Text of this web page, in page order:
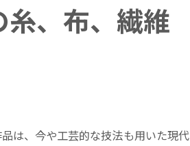
、布、繊維
は、今や工芸的な技法も用いた現代